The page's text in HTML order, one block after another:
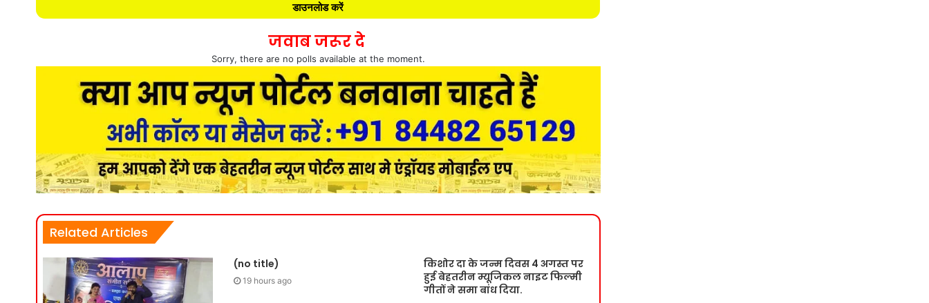
डाउनलोड करें
जवाब जरूर दे
Sorry, there are no polls available at the moment.
Related Articles
(no title)
19 hours ago
किशोर दा के जन्म दिवस 4 अगस्त पर
हुई बेहतरीन म्यूजिकल नाइट फिल्मी
गीतों ने समा बांध दिया.